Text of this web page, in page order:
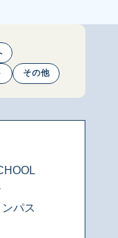
その他
パス